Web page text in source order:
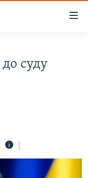
суду